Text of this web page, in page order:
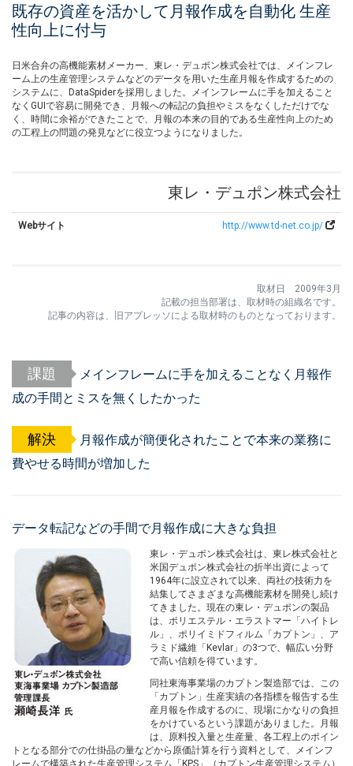
既存の資産を活かして月報作成を自動化 生産
性向上に付与
日米合弁の高機能素材メーカー、東レ・デュポン株式会社では、メインフレ
ーム上の生産管理システムなどのデータを用いた生産月報を作成するための
システムに、DataSpiderを採用しました。メインフレームに手を加えること
なくGUIで容易に開発でき、月報への転記の負担やミスをなくしただけでな
く、時間に余裕ができたことで、月報の本来の目的である生産性向上のため
の工程上の問題の発見などに役立つようになりました。
東レ・デュポン株式会社
Webサイト http://www.td-net.co.jp/
取材日 2009年3月
記載の担当部署は、取材時の組織名です。
記事の内容は、旧アプレッソによる取材時のものとなっております。
課題
メインフレームに手を加えることなく月報作
成の手間とミスを無くしたかった
解決
月報作成が簡便化されたことで本来の業務に
費やせる時間が増加した
データ転記などの手間で月報作成に大きな負担
東レ・デュポン株式会社は、東レ株式会社と
米国デュポン株式会社の折半出資によって
1964年に設立されて以来、両社の技術力を
結集してさまざまな高機能素材を開発し続け
てきました。現在の東レ・デュポンの製品
は、ポリエステル・エラストマー「ハイトレ
ル」、ポリイミドフィルム「カプトン」、ア
ラミド繊維「Kevlar」の3つで、幅広い分野
で高い信頼を得ています。
同社東海事業場のカプトン製造部では、この
「カプトン」生産実績の各指標を報告する生
産月報を作成するのに、現場にかなりの負担
をかけているという課題がありました。月報
は、原料投入量と生産量、各工程上のポイン
トとなる部分での仕掛品の量などから原価計算を行う資料として、メインフ
レームで構築された生産管理システム「KPS」（カプトン生産管理システム）